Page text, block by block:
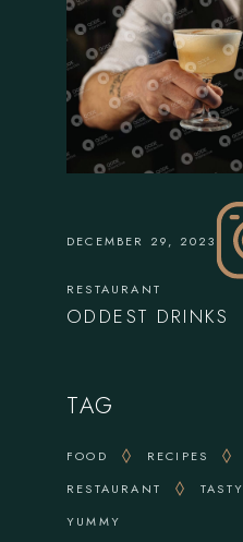
DECEMBER 29, 2023
RESTAURANT
ODDEST DRINKS
TAG
FOOD
RECIPES
RESTAURANT
TASTY
YUMMY